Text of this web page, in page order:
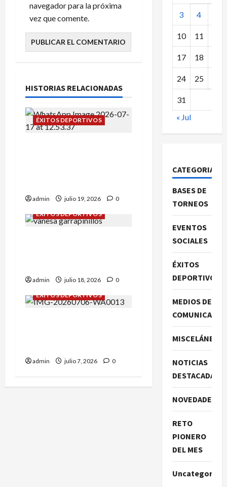
navegador para la próxima
vez que comente.
HISTORIAS RELACIONADAS
ÉXITOS DEPORTIVOS
admin julio 19, 2026
0
ÉXITOS DEPORTIVOS
admin julio 18, 2026
0
ÉXITOS DEPORTIVOS
admin julio 7, 2026 0
3 4
10 11
17 18
24 25
31
« Jul
CATEGORIAS
BASES DE
TORNEOS
EVENTOS
SOCIALES
ÉXITOS
DEPORTIVOS
MEDIOS DE
MISCELÁNEA
NOTICIAS
DESTACADAS
NOVEDADES
RETO
PIONERO
DEL MES
Uncategorized